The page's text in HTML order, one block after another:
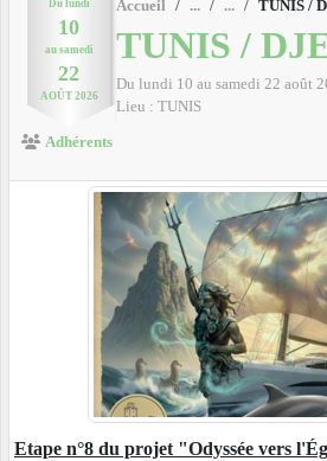
Du lundi
10
au samedi
22
AOÛT 2026
Accueil TUNIS /
TUNIS /
Du lundi 10 au samedi 22 août
Lieu : TUNIS
Adhérents
Etape n°8 du projet "Odyssée vers